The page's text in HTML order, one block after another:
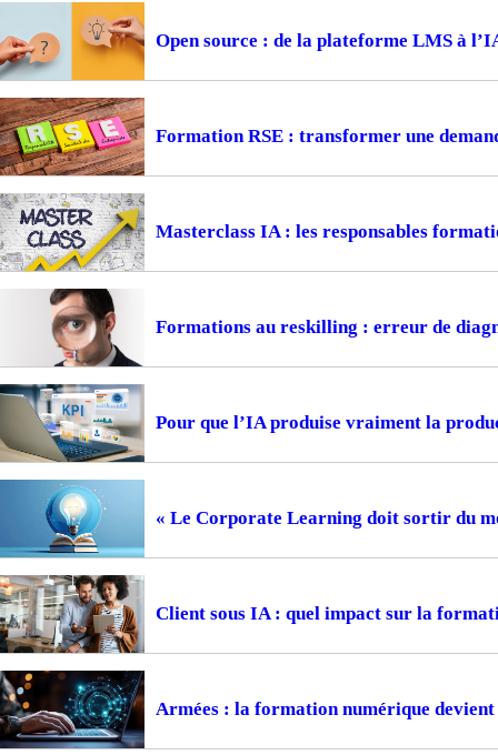
Open source : de la plateforme LMS à
Formation RSE : transformer une
Masterclass IA : les responsables
Formations au reskilling : erreur de
Pour que l’IA produise vraiment la
« Le Corporate Learning doit sortir du
Client sous IA : quel impact sur la
Armées : la formation numérique